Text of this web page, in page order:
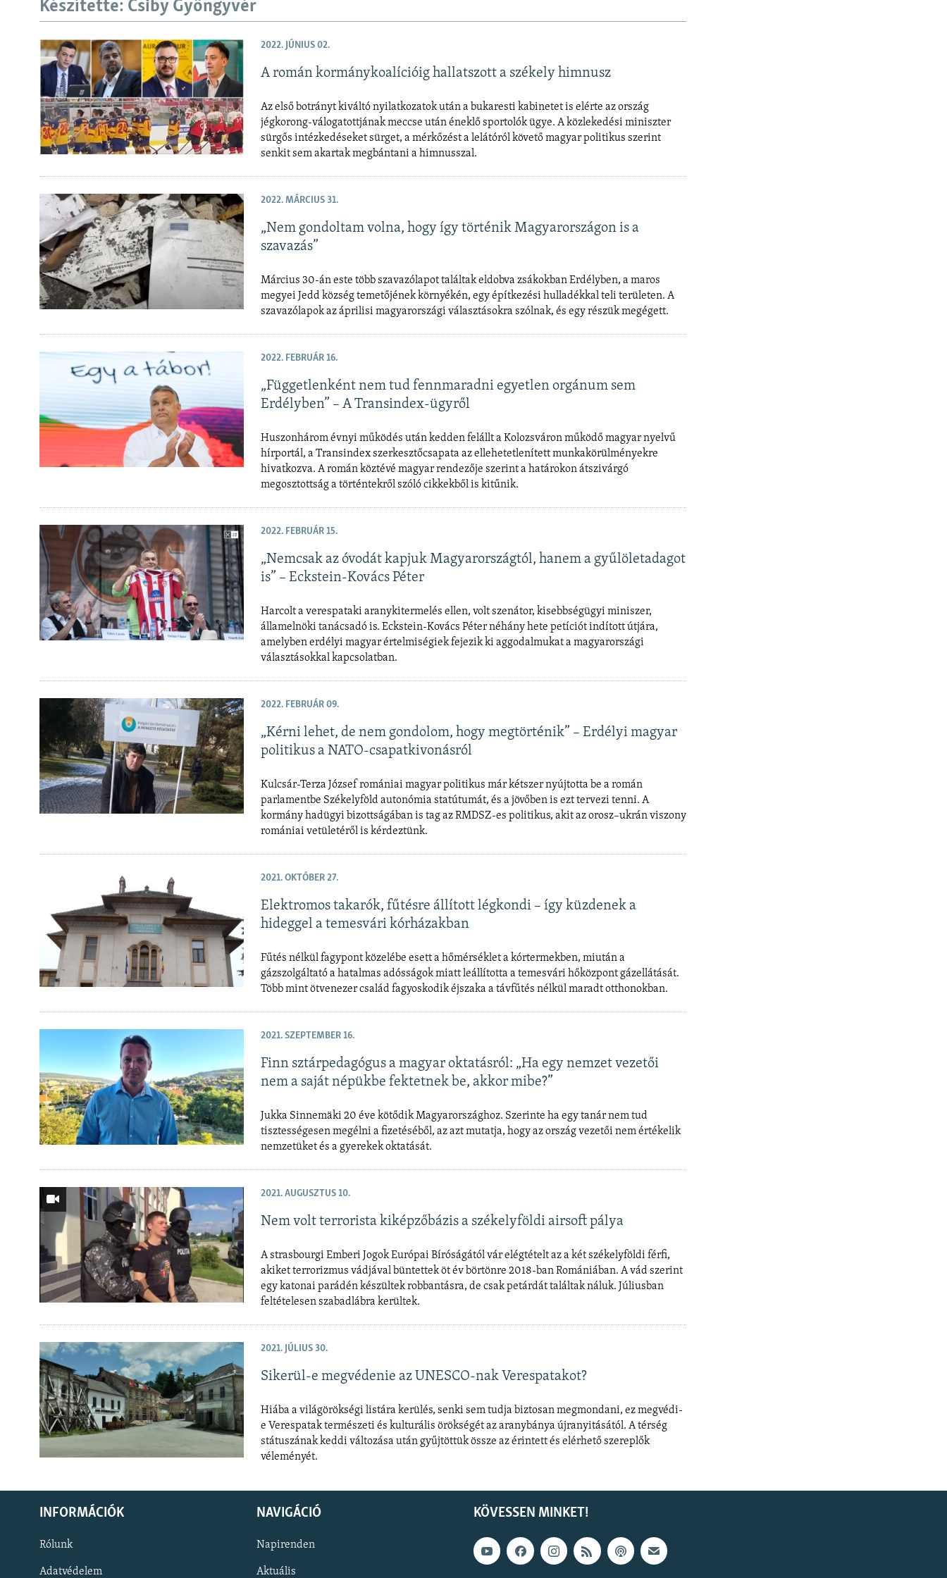
KLÍMAVÁLTOZÁS
A MÚLT TANULSÁGAI
Készítette: Csiby Gyöngyvér
2022. JÚNIUS 02.
A román kormánykoalícióig hallatszott a székely himnusz
Az első botrányt kiváltó nyilatkozatok után a bukaresti kabinetet is elérte az ország
jégkorong-válogatottjának meccse után éneklő sportolók ügye. A közlekedési miniszter
sürgős intézkedéseket sürget, a mérkőzést a lelátóról követő magyar politikus szerint
senkit sem akartak megbántani a himnusszal.
2022. MÁRCIUS 31.
„Nem gondoltam volna, hogy így történik Magyarországon is a
szavazás”
Március 30-án este több szavazólapot találtak eldobva zsákokban Erdélyben, a maros
megyei Jedd község temetőjének környékén, egy építkezési hulladékkal teli területen. A
szavazólapok az áprilisi magyarországi választásokra szólnak, és egy részük megégett.
2022. FEBRUÁR 16.
„Függetlenként nem tud fennmaradni egyetlen orgánum sem
Erdélyben” – A Transindex-ügyről
Huszonhárom évnyi működés után kedden felállt a Kolozsváron működő magyar nyelvű
hírportál, a Transindex szerkesztőcsapata az ellehetetlenített munkakörülményekre
hivatkozva. A román köztévé magyar rendezője szerint a határokon átszivárgó
megosztottság a történtekről szóló cikkekből is kitűnik.
2022. FEBRUÁR 15.
„Nemcsak az óvodát kapjuk Magyarországtól, hanem a gyűlöletadagot
is” – Eckstein-Kovács Péter
Harcolt a verespataki aranykitermelés ellen, volt szenátor, kisebbségügyi miniszer,
államelnöki tanácsadó is. Eckstein-Kovács Péter néhány hete petíciót indított útjára,
amelyben erdélyi magyar értelmiségiek fejezik ki aggodalmukat a magyarországi
választásokkal kapcsolatban.
2022. FEBRUÁR 09.
„Kérni lehet, de nem gondolom, hogy megtörténik” – Erdélyi magyar
politikus a NATO-csapatkivonásról
Kulcsár-Terza József romániai magyar politikus már kétszer nyújtotta be a román
parlamentbe Székelyföld autonómia statútumát, és a jövőben is ezt tervezi tenni. A
kormány hadügyi bizottságában is tag az RMDSZ-es politikus, akit az orosz–ukrán viszony
romániai vetületéről is kérdeztünk.
2021. OKTÓBER 27.
Elektromos takarók, fűtésre állított légkondi – így küzdenek a
hideggel a temesvári kórházakban
Fűtés nélkül fagypont közelébe esett a hőmérséklet a kórtermekben, miután a
gázszolgáltató a hatalmas adósságok miatt leállította a temesvári hőközpont gázellátását.
Több mint ötvenezer család fagyoskodik éjszaka a távfűtés nélkül maradt otthonokban.
2021. SZEPTEMBER 16.
Finn sztárpedagógus a magyar oktatásról: „Ha egy nemzet vezetői
nem a saját népükbe fektetnek be, akkor mibe?”
Jukka Sinnemäki 20 éve kötődik Magyarországhoz. Szerinte ha egy tanár nem tud
tisztességesen megélni a fizetéséből, az azt mutatja, hogy az ország vezetői nem értékelik
nemzetüket és a gyerekek oktatását.
2021. AUGUSZTUS 10.
Nem volt terrorista kiképzőbázis a székelyföldi airsoft pálya
A strasbourgi Emberi Jogok Európai Bíróságától vár elégtételt az a két székelyföldi férfi,
akiket terrorizmus vádjával büntettek öt év börtönre 2018-ban Romániában. A vád szerint
egy katonai parádén készültek robbantásra, de csak petárdát találtak náluk. Júliusban
feltételesen szabadlábra kerültek.
2021. JÚLIUS 30.
Sikerül-e megvédenie az UNESCO-nak Verespatakot?
Hiába a világörökségi listára kerülés, senki sem tudja biztosan megmondani, ez megvédi-
e Verespatak természeti és kulturális örökségét az aranybánya újranyitásától. A térség
státuszának keddi változása után gyűjtöttük össze az érintett és elérhető szereplők
véleményét.
KÖVESSEN MINKET!
INFORMÁCIÓK
Rólunk
Adatvédelem
NAVIGÁCIÓ
Napirenden
Aktuális